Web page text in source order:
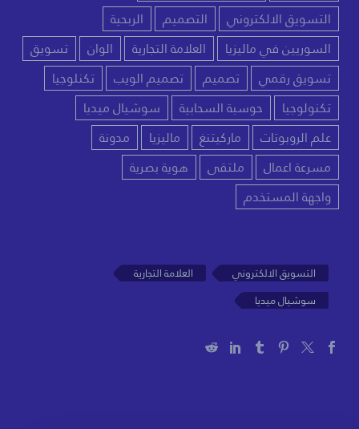
التسويق الالكتروني
التصميم
الربحية
السوريين في ماليزيا
العلامة التجارية الوان
تسويق
تسويق رقمي
تصميم تصميم الويب
تكنلوجيا
تكنولوجيا
حوسبة السحابية
سوشيال ميديا
علم الروبوتات
ماركيتنغ ماليزيا
مدونة
مسرعة اعمال
ملتقى
هوية بصرية
واجهة المستخدم
التسويق الالكتروني
العلامة التجارية
سوشيال ميديا